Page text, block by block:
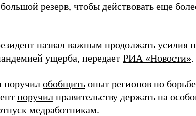
резерв, чтобы действовать еще
назвал важным продолжать усилия
ущерба, передает РИА «Новости».
поручил обобщить опыт регионов по
поручил правительству держать на
медработникам.